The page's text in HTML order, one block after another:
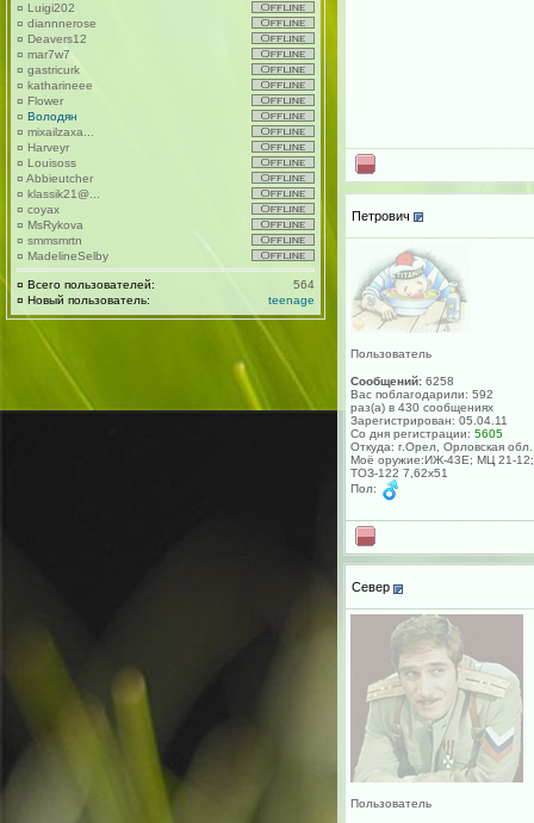
¤ Luigi202
¤ diannnerose
¤ Deavers12
¤ mar7w7
¤ gastricurk
¤ katharineee
¤ Flower
¤ Володян
¤ mixailzaxa...
¤ Harveyr
¤ Louisoss
¤ Abbieutcher
¤ klassik21@...
¤ coyax
¤ MsRykova
¤ smmsmrtn
¤ MadelineSelby
¤ Всего пользователей:
564
¤ Новый пользователь: teenage
Петрович
Пользователь
Сообщений: 6258
Вас поблагодарили: 592
раз(а) в 430 сообщениях
Зарегистрирован: 05.04.11
Со дня регистрации: 5605
Откуда: г.Орел, Орловская
Моё оружие:ИЖ-43Е; МЦ 21-12;
ТОЗ-122 7,62х51
Пол:
Север
Пользователь